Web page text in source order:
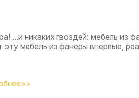
...и никаких гвоздей: мебель из
эту мебель из фанеры впервые,